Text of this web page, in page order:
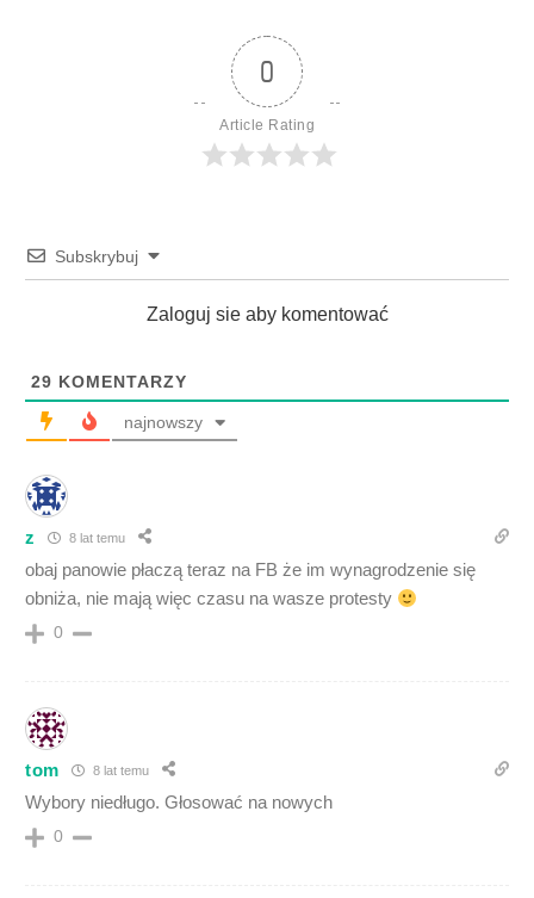
0
Article Rating
Subskrybuj
Zaloguj sie aby komentować
29 KOMENTARZY
najnowszy
z 8 lat temu
obaj panowie płaczą teraz na FB że im wynagrodzenie się
obniża, nie mają więc czasu na wasze protesty
0
tom 8 lat temu
Wybory niedługo. Głosować na nowych
0